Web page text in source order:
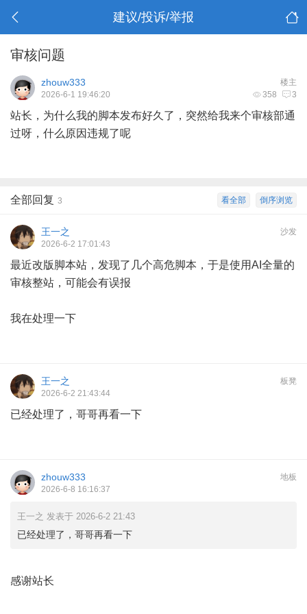
建议/投诉/举报
审核问题
楼主
zhouw333
358 3
2026-6-1 19:46:20
站长，为什么我的脚本发布好久了，突然给我来个审核部通
过呀，什么原因违规了呢
倒序浏览
看全部
全部回复 3
沙发
王一之
2026-6-2 17:01:43
最近改版脚本站，发现了几个高危脚本，于是使用AI全量的
审核整站，可能会有误报
我在处理一下
板凳
王一之
2026-6-2 21:43:44
已经处理了，哥哥再看一下
地板
zhouw333
2026-6-8 16:16:37
王一之 发表于 2026-6-2 21:43
已经处理了，哥哥再看一下
感谢站长